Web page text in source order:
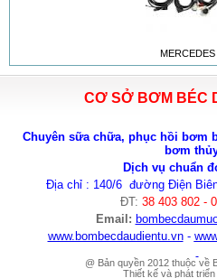
MERCEDES
CƠ SỞ BƠM BÉC
Chuyên sữa chữa, phục hồi bơm
bơm
Dịch vụ chuẩn
Địa chỉ : 140/6 đường Điện
ĐT: 38 403 802 -
Email:
www.bombecdaudientu.vn-
@ Bản quyền 2012 thuộc về
Thiết kế và phát